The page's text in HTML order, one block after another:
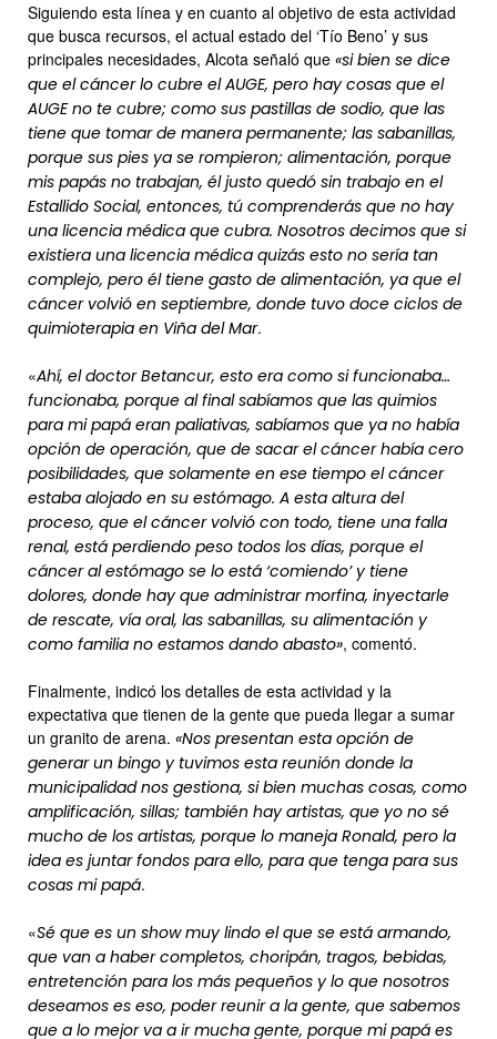
Siguiendo esta línea y en cuanto al objetivo de esta actividad
que busca recursos, el actual estado del ‘Tío Beno’ y sus
principales necesidades, Alcota señaló que «si bien se dice
que el cáncer lo cubre el AUGE, pero hay cosas que el
AUGE no te cubre; como sus pastillas de sodio, que las
tiene que tomar de manera permanente; las sabanillas,
porque sus pies ya se rompieron; alimentación, porque
mis papás no trabajan, él justo quedó sin trabajo en el
Estallido Social, entonces, tú comprenderás que no hay
una licencia médica que cubra. Nosotros decimos que si
existiera una licencia médica quizás esto no sería tan
complejo, pero él tiene gasto de alimentación, ya que el
cáncer volvió en septiembre, donde tuvo doce ciclos de
quimioterapia en Viña del Mar.
«Ahí, el doctor Betancur, esto era como si funcionaba…
funcionaba, porque al final sabíamos que las quimios
para mi papá eran paliativas, sabíamos que ya no había
opción de operación, que de sacar el cáncer había cero
posibilidades, que solamente en ese tiempo el cáncer
estaba alojado en su estómago. A esta altura del
proceso, que el cáncer volvió con todo, tiene una falla
renal, está perdiendo peso todos los días, porque el
cáncer al estómago se lo está ‘comiendo’ y tiene
dolores, donde hay que administrar morfina, inyectarle
de rescate, vía oral, las sabanillas, su alimentación y
como familia no estamos dando abasto», comentó.
Finalmente, indicó los detalles de esta actividad y la
expectativa que tienen de la gente que pueda llegar a sumar
un granito de arena. «Nos presentan esta opción de
generar un bingo y tuvimos esta reunión donde la
municipalidad nos gestiona, si bien muchas cosas, como
amplificación, sillas; también hay artistas, que yo no sé
mucho de los artistas, porque lo maneja Ronald, pero la
idea es juntar fondos para ello, para que tenga para sus
cosas mi papá.
«Sé que es un show muy lindo el que se está armando,
que van a haber completos, choripán, tragos, bebidas,
entretención para los más pequeños y lo que nosotros
deseamos es eso, poder reunir a la gente, que sabemos
que a lo mejor va a ir mucha gente, porque mi papá es